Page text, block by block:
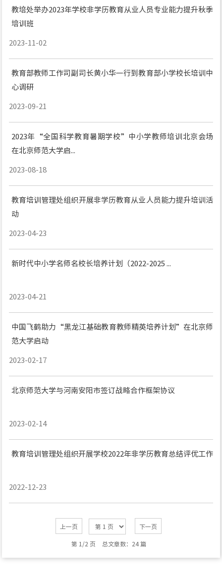
教培处举办2023年学校非学历教育从业人员专业能力提升秋季
培训班
2023-11-02
教育部教师工作司副司长黄小华一行到教育部小学校长培训中
心调研
2023-09-21
2023年“全国科学教育暑期学校”中小学教师培训北京会场
在北京师范大学启...
2023-08-18
教育培训管理处组织开展非学历教育从业人员能力提升培训活
动
2023-04-23
新时代中小学名师名校长培养计划（2022-2025...
2023-04-21
中国飞鹤助力“黑龙江基础教育教师精英培养计划”在北京师
范大学启动
2023-02-17
北京师范大学与河南安阳市签订战略合作框架协议
2023-02-14
教育培训管理处组织开展学校2022年非学历教育总结评优工作
2022-12-23
上一页 下一页
第 1/2 页 总文章数：24 篇